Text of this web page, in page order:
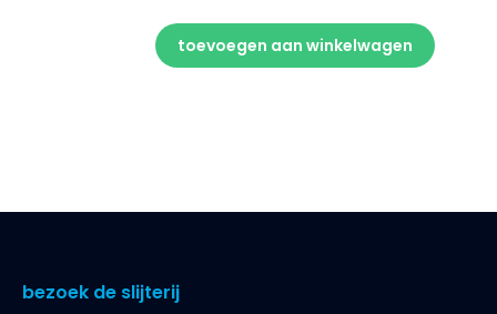
toevoegen aan winkelwagen
bezoek de slijterij